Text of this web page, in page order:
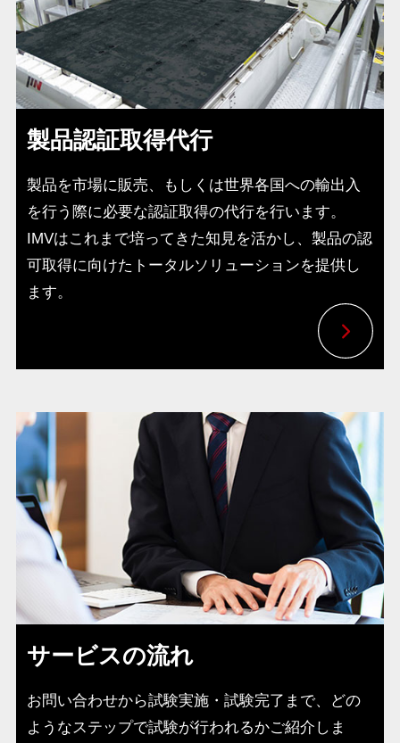
製品認証取得代行
製品を市場に販売、もしくは世界各国への輸出入
を行う際に必要な認証取得の代行を行います。
IMVはこれまで培ってきた知見を活かし、製品の認
可取得に向けたトータルソリューションを提供し
ます。
サービスの流れ
お問い合わせから試験実施・試験完了まで、どの
ようなステップで試験が行われるかご紹介しま